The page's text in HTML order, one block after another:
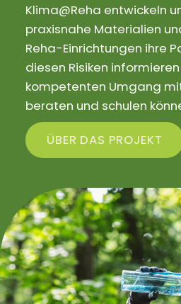
Klima@Reha entwickeln
praxisnahe Materialien
Reha-Einrichtungen ihre
diesen Risiken
kompetenten Umgang
beraten und schulen
ÜBER DAS PROJEKT